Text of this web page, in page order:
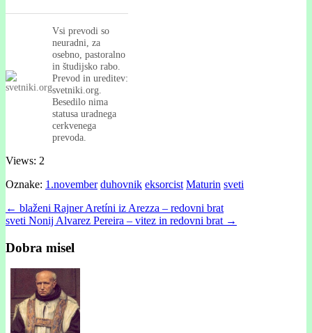
Vsi prevodi so
neuradni, za
osebno, pastoralno
in študijsko rabo.
Prevod in ureditev:
svetniki.org.
Besedilo nima
statusa uradnega
cerkvenega
prevoda.
Views: 2
Oznake: 1.november duhovnik eksorcist Maturin sveti
Post
navigation
← blaženi Rajner Aretíni iz Arezza – redovni brat
sveti Nonij Alvarez Pereira – vitez in redovni brat →
Dobra misel